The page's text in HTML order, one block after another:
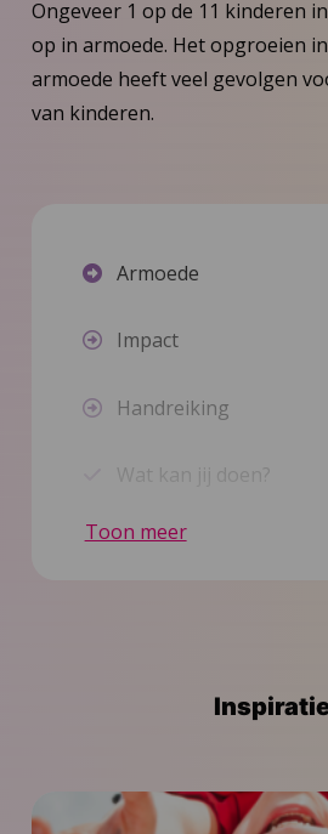
Ongeveer 1 op de 11 kinderen
op in armoede. Het opgroeien
armoede heeft veel gevolgen
van kinderen.
Armoede
Impact
Handreiking
Wat kan jij doen?
Nieuws
Toon meer